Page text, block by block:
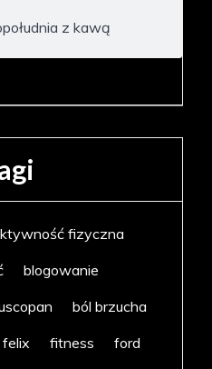
z kawą
fizyczna
blogowanie
ból brzucha
felix fitness
ford